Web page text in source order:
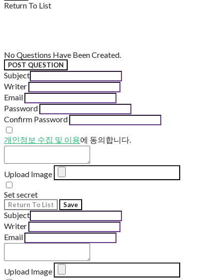
Return To List
No Questions Have Been Created.
POST QUESTION
Subject
Writer
Email
Password
Confirm Password
개인정보 수집 및 이용에 동의합니다.
Upload Image
Set secret
Return To List Save
Subject
Writer
Email
Upload Image